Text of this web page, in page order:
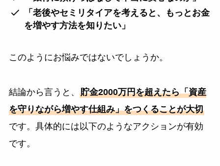
「老後やセミリタイアを考えると、もっとお金
を増やす方法を知りたい」
このようにお悩みではないでしょうか。
結論から言うと、 貯金2000万円を超えたら「資産
を守りながら増やす仕組み」をつくることが大切
です。具体的には以下のようなアクションが有効
です。